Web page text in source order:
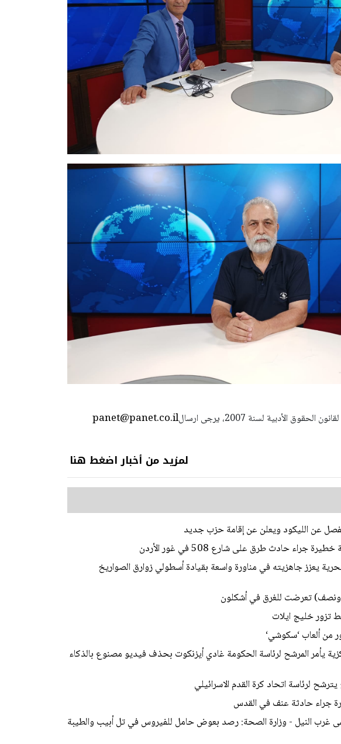
panet@panet.co.ilاستعمال المضامين بموجب بند 27 أ لقانون الحقوق الأدبية لسنة 2007، يرجى ارسال
لمزيد من أخبار اضغط هنا
عن الليكود ويعلن عن إقامة حزب جديد
يعزز جاهزيته في مناورة واسعة بقيادة أسطولي زوارق الصواريخ
ونصف) تعرضت للغرق في أشكلون
خليج ايلات
من ألعاب ‘سكوشي‘
يأمر المرشح لرئاسة الحكومة غادي أيزنكوت بحذف فيديو مصنوع بالذكاء
لرئاسة اتحاد كرة القدم الاسرائيلي
غرب النيل - وزارة الصحة: رصد بعوض حامل للفيروس في تل أبيب والطيبة